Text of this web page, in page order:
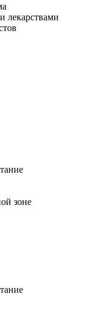
лекарствами
зоне